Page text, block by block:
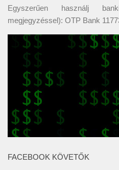
Egyszerűen használj
megjegyzéssel): OTP Bank
FACEBOOK KÖVETŐK